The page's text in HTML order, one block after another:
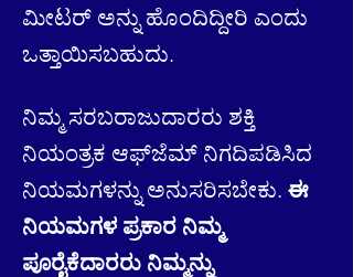
ಮೀಟರ್ ಅನ್ನು ಹೊಂದಿದ್ದೀರಿ ಎಂದು
ಒತ್ತಾಯಿಸಬಹುದು.
ನಿಮ್ಮ ಸರಬರಾಜುದಾರರು ಶಕ್ತಿ
ನಿಯಂತ್ರಕ ಆಫ್‌ಜೆಮ್ ನಿಗದಿಪಡಿಸಿದ
ನಿಯಮಗಳನ್ನು ಅನುಸರಿಸಬೇಕು. ಈ
ನಿಯಮಗಳ ಪ್ರಕಾರ ನಿಮ್ಮ
ಪೂರೈಕೆದಾರರು ನಿಮ್ಮನ್ನು